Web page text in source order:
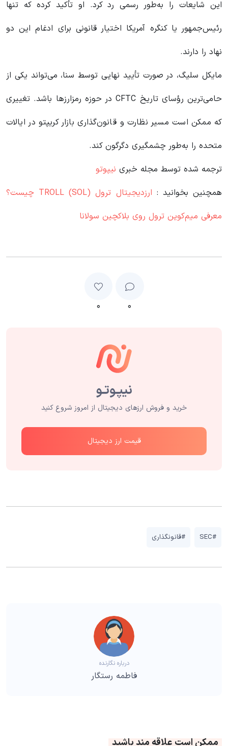
این شایعات را به‌طور رسمی رد کرد. او تأکید کرده که تنها
رئیس‌جمهور یا کنگره آمریکا اختیار قانونی برای ادغام این دو
نهاد را دارند.
مایکل سلیگ، در صورت تأیید نهایی توسط سنا، می‌تواند یکی از
حامی‌ترین رؤسای تاریخ CFTC در حوزه رمزارزها باشد. تغییری
که ممکن است مسیر نظارت و قانون‌گذاری بازار کریپتو در ایالات
متحده را به‌طور چشمگیری دگرگون کند.
ترجمه شده توسط مجله خبری نیپوتو
همچنین بخوانید :
ارزدیجیتال ترول TROLL (SOL) چیست؟
معرفی میم‌کوین ترول روی بلاکچین سولانا
۰ ۰
خرید و فروش ارزهای دیجیتال از امروز شروع کنید
قیمت ارز دیجیتال
#SEC #قانونگذاری
درباره نگارنده
فاطمه رستگار
ممکن است علاقه مند باشید